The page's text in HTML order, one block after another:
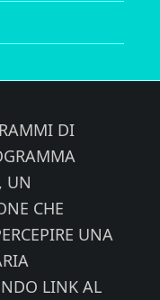
DI
UN
CHE
UNA
LINK AL